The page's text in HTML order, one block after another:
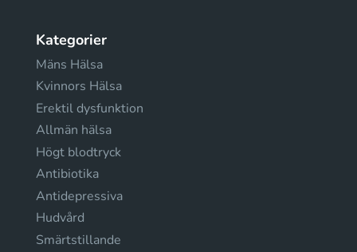
Kategorier
Mäns Hälsa
Kvinnors Hälsa
Erektil dysfunktion
Allmän hälsa
Högt blodtryck
Antibiotika
Antidepressiva
Hudvård
Smärtstillande